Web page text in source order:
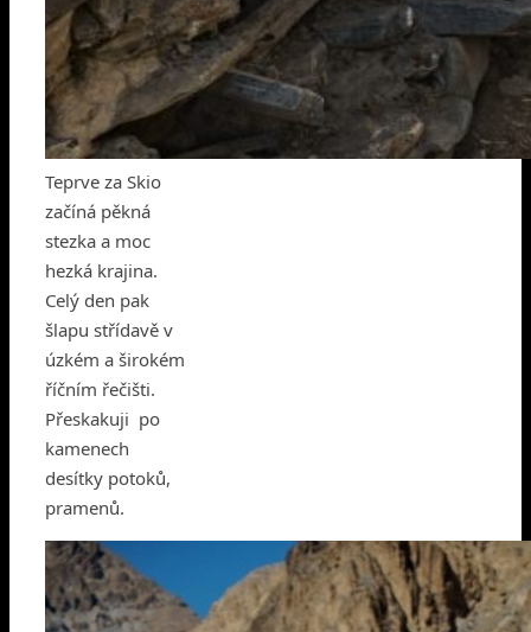
Teprve za Skio
začíná pěkná
stezka a moc
hezká krajina.
Celý den pak
šlapu střídavě v
úzkém a širokém
říčním řečišti.
Přeskakuji po
kamenech
desítky potoků,
pramenů.